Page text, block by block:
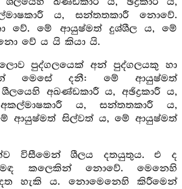
ය, සන්තතකාරී නොවේ.
වේ. මේ ආයුෂ්මත් දුශ්ශීල ය, මේ
වේ ය යි කියා යි.
පුද්ගලයෙක් අන් පුද්ගලයකු හා
මෙසේ දනී: මේ ආයුෂ්මත්
අඛණ්ඩකාරී ය, අඡිද්‍රකාරී ය,
ය, සන්තතකාරී ය,
ආයුෂ්මත් සිල්වත් ය, මේ ආයුෂ්මත්
විසීමෙන් ශීලය දතයුතුය. එ ද
මඳ කලෙකින් නොවේ. මෙනෙහි
හැකි ය. නොමෙනෙහි කිරීමෙන්